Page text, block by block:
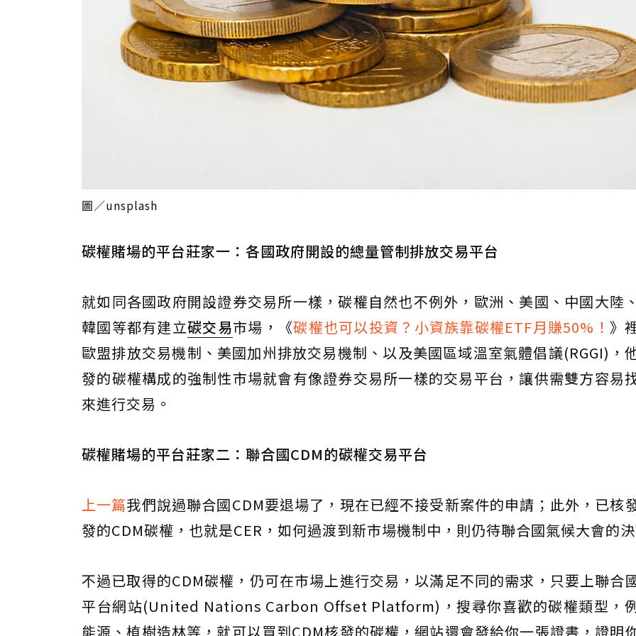
圖／unsplash
碳權賭場的平台莊家一：各國政府開設的總量管制排放交易平台
就如同各國政府開設證券交易所一樣，碳權自然也不例外，歐洲、美國、中國大陸
韓國等都有建立碳交易市場，《碳權也可以投資？小資族靠碳權ETF月賺50%！ 》
歐盟排放交易機制、美國加州排放交易機制、以及美國區域溫室氣體倡議(RGGI)，
發的碳權構成的強制性市場就會有像證券交易所一樣的交易平台，讓供需雙方容易
來進行交易。
碳權賭場的平台莊家二：聯合國CDM的碳權交易平台
上一篇我們說過聯合國CDM要退場了，現在已經不接受新案件的申請；此外，已核
發的CDM碳權，也就是CER，如何過渡到新市場機制中，則仍待聯合國氣候大會的
不過已取得的CDM碳權，仍可在市場上進行交易，以滿足不同的需求，只要上聯合
平台網站(United Nations Carbon Offset Platform)，搜尋你喜歡的碳權類型，
能源、植樹造林等，就可以買到CDM核發的碳權，網站還會發給你一張證書，證明